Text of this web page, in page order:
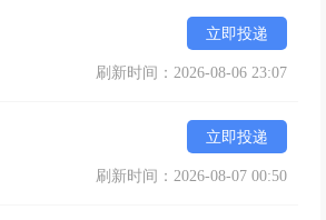
立即投递
刷新时间：2026-08-06 23:07
立即投递
刷新时间：2026-08-07 00:50